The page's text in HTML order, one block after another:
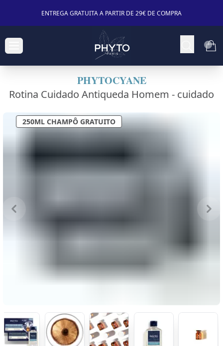
ENTREGA GRATUITA A PARTIR DE 29€ DE COMPRA
PHYTOCYANE
Rotina Cuidado Antiqueda Homem - cuidado
250ML CHAMPÔ GRATUITO